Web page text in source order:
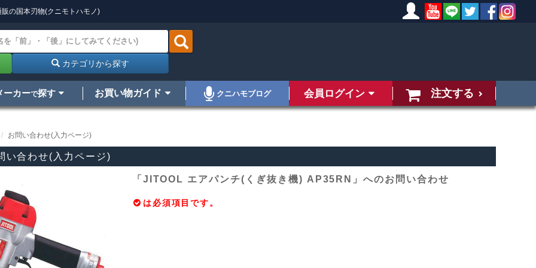
の国本刃物(クニモトハモノ)
カテゴリから探す
ーカーで探す お買い物ガイド クニハモブログ 会員ログイン 注文する
お問い合わせ(入力ページ)
い合わせ(入力ページ)
「JITOOL エアパンチ(くぎ抜き機) AP35RN」へのお問い合わせ
は必須項目です。